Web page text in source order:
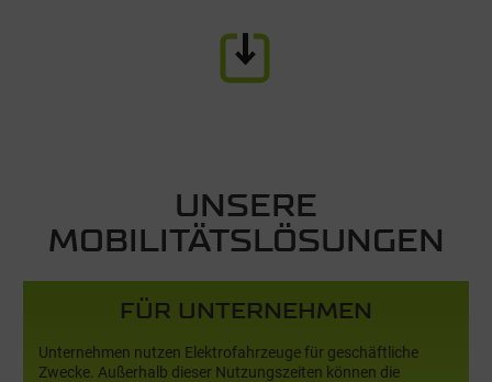
UNSERE
MOBILITÄTSLÖSUNGEN
FÜR UNTERNEHMEN
FÜR UNTERNEHMEN
Unternehmen nutzen Elektrofahrzeuge für geschäftliche
Zwecke. Außerhalb dieser Nutzungszeiten können die